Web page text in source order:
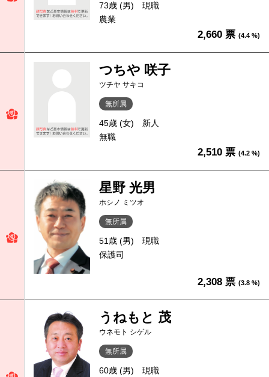
73歳 (男)
現職
農業
2,660 票 (4.4 %)
つちや 咲子
ツチヤ サキコ
無所属
45歳 (女)
新人
無職
2,510 票 (4.2 %)
星野 光男
ホシノ ミツオ
無所属
51歳 (男)
現職
保護司
2,308 票 (3.8 %)
うねもと 茂
ウネモト シゲル
無所属
60歳 (男)
現職